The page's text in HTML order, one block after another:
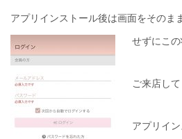
アプリインストール後は画面をそのま
せずにこの
ご来店して
アプリイ